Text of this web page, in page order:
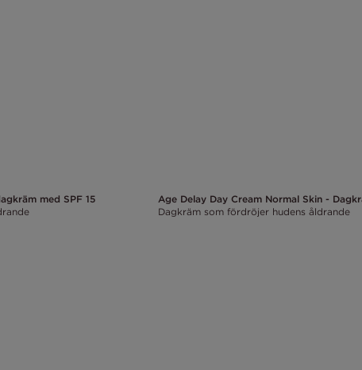
med SPF 15
Age Delay Day Cream Normal Skin -
Dagkräm som fördröjer hudens åldrande